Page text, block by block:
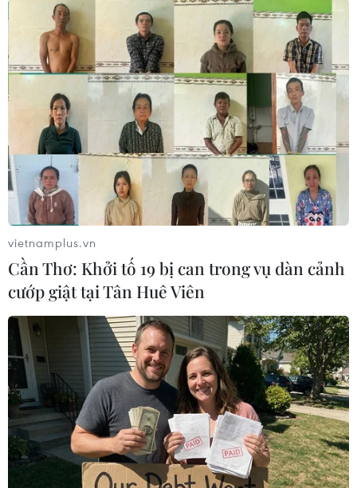
thông Hoành Bồ là 1 trong số 13 học sinh đang
được điều trị tại bệnh viện cho biết thấy kẹo
được các bạn chia cho giống socola nên em ăn.
Sau ăn, biểu hiện ban đầu là không có cảm giác
gì, sau đó em thấy buồn nôn, chóng mặt, co thắt
bụng, đau đầu. Em N.M.T cho hay đây là lần đầu
tiên em ăn kẹo này.
Loại kẹo có chứa chất kích thích mà các em học sinh ăn trước
khi nhập viện sáng 25/10. (Ảnh: TTXVN phát)
Trước việc con em mình bị ngộ độc do ăn phải
vietnamplus.vn
Cần Thơ: Khởi tố 19 bị can trong vụ dàn cảnh
cướp giật tại Tân Huê Viên